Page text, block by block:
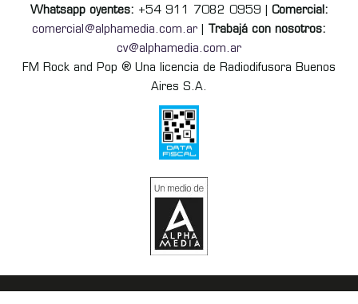
Whatsapp oyentes: +54 911 7082 0959 | Comercial:
comercial@alphamedia.com.ar
Trabajá con nosotros:
cv@alphamedia.com.ar
FM Rock and Pop ® Una licencia de Radiodifusora Buenos
Aires S.A.